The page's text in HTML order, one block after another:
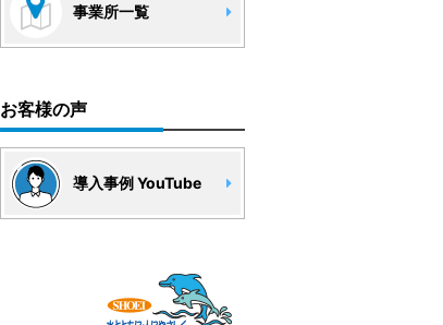
事業所一覧
お客様の声
導入事例 YouTube